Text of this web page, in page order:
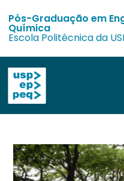
Pós-Graduação em
Química
Escola Politécnica da